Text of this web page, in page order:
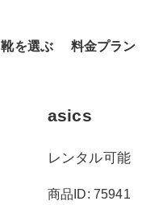
靴を選ぶ 料金プラン
asics
レンタル可能
商品ID: 75941